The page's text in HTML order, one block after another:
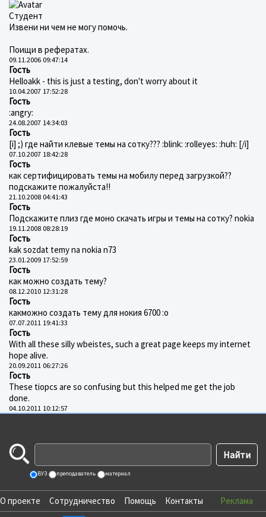
Студент
Извени ни чем не могу помочь.
Поищи в рефератах.
09.11.2006 09:47:14
Гость
Helloakk - this is just a testing, don't worry about it
10.04.2007 17:52:28
Гость
:angry:
24.08.2007 14:34:03
Гость
[i] ;) где найти клевые темы на сотку??? :blink: :rolleyes: :huh: [/i]
07.10.2007 18:42:28
Гость
как сертифицировать темы на мобилу перед загрузкой??
подскажите пожалуйста!!
21.10.2008 04:41:43
Гость
Подскажите плиз где моно скачать игры и темы на сотку? nokia
19.11.2008 08:28:19
Гость
kak sozdat temy na nokia n73
23.01.2009 17:52:59
Гость
как можно создать тему?
08.12.2010 12:31:28
Гость
какможно создать тему для нокия 6700 :o
07.07.2011 19:41:33
Гость
With all these silly wbeistes, such a great page keeps my internet
hope alive.
20.09.2011 06:27:26
Гость
These tiopcs are so confusing but this helped me get the job
done.
04.10.2011 10:12:57
ВУЗ преподаватель материал
О проекте Сотрудничество Помощь Контакты Реклама